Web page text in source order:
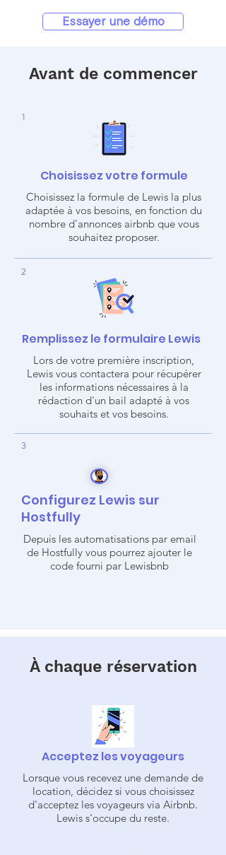
Essayer une démo
Avant de commencer
1
Choisissez votre formule
Choisissez la formule de Lewis la plus
adaptée à vos besoins, en fonction du
nombre d'annonces airbnb que vous
souhaitez proposer.
2
Remplissez le formulaire Lewis
Lors de votre première inscription,
Lewis vous contactera pour récupérer
les informations nécessaires à la
rédaction d'un bail adapté à vos
souhaits et vos besoins.
3
Configurez Lewis sur
Hostfully
Depuis les automatisations par email
de Hostfully vous pourrez ajouter le
code fourni par Lewisbnb
À chaque réservation
Acceptez les voyageurs
Lorsque vous recevez une demande de
location, décidez si vous choisissez
d'acceptez les voyageurs via Airbnb.
Lewis s'occupe du reste.